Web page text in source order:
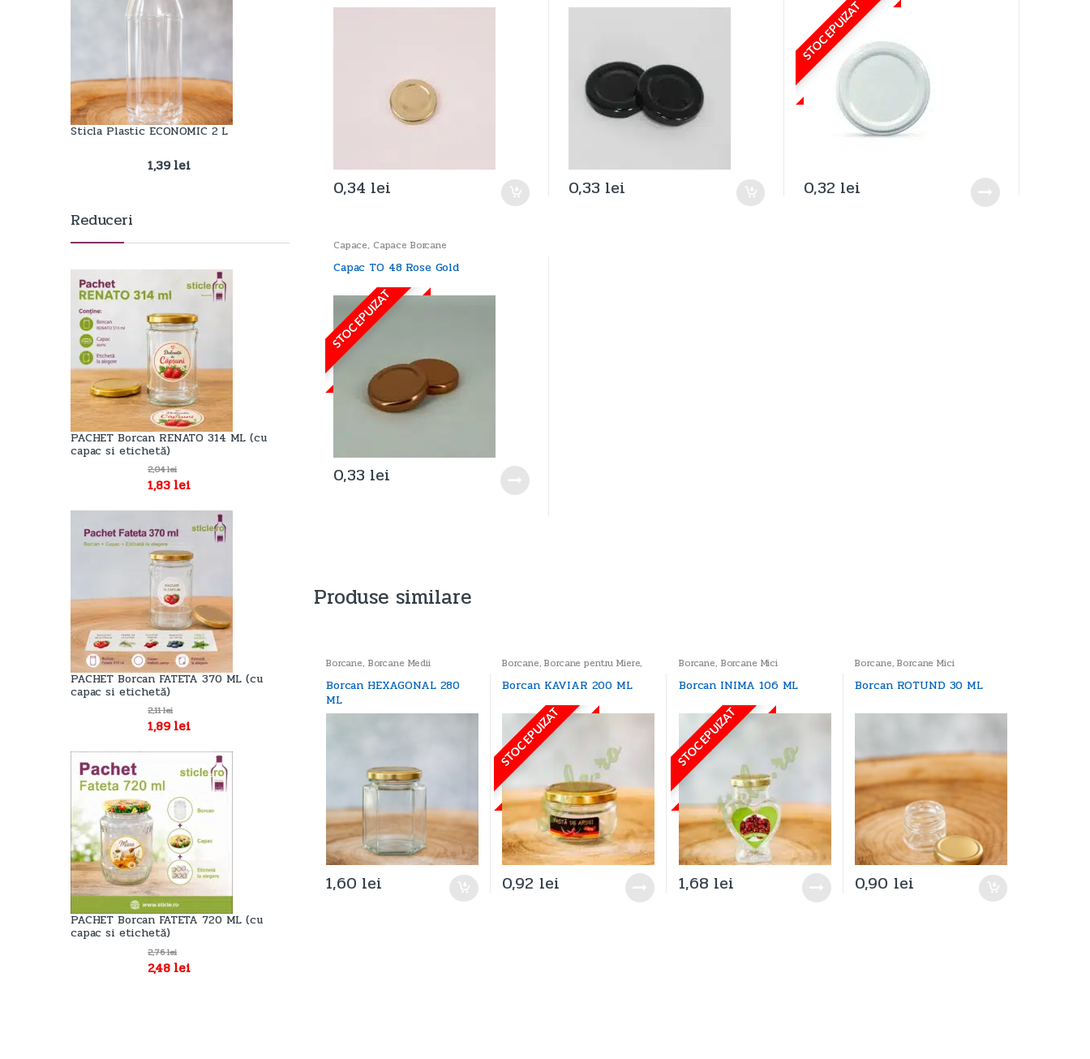
0,34 lei 0,33 lei
STOC EPUIZAT
0,32 lei
Capace, Capace Borcane
Capac TO 48 Rose Gold
STOC EPUIZAT
0,33 lei
Produse similare
Borcane, Borcane Medii
Borcan HEXAGONAL 280
ML
1,60 lei
Borcane,Borcane pentru Miere,
Borcan KAVIAR 200 ML
STOC EPUIZAT
0,92 lei
Borcane, Borcane Mici
Borcan INIMA 106 ML
STOC EPUIZAT
1,68 lei
Borcane,Borcane Mici
Borcan ROTUND 30 ML
0,90 lei
Sticla Plastic ECONOMIC 2 L
1,39lei
Reduceri
PACHET Borcan RENATO 314 ML (cu
capac si etichetă)
1,83 lei
2,04lei
PACHET Borcan FATETA 370 ML (cu
capac si etichetă)
1,89lei
2,11lei
PACHET Borcan FATETA 720 ML (cu
capac si etichetă)
2,48 lei
2,76lei